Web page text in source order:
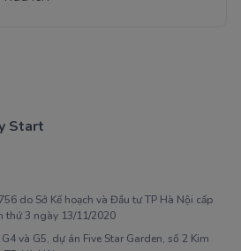
Start
do Sở Kế hoạch và Đầu tư TP Hà Nội cấp
thứ 3 ngày 13/11/2020
và G5, dự án Five Star Garden, số 2 Kim